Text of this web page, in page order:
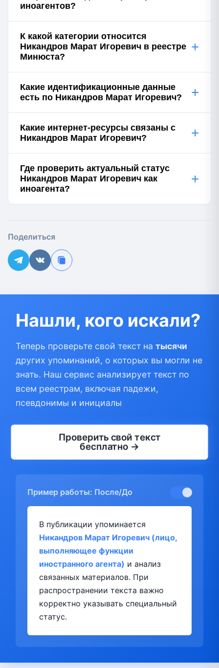
иноагентов?
К какой категории относится
Никандров Марат Игоревич в реестре
Минюста?
+
Какие идентификационные данные
есть по Никандров Марат Игоревич?
+
Какие интернет-ресурсы связаны с
Никандров Марат Игоревич?
+
Где проверить актуальный статус
Никандров Марат Игоревич как
иноагента?
+
Поделиться
Нашли, кого искали?
Теперь проверьте свой текст на тысячи
других упоминаний, о которых вы могли не
знать. Наш сервис анализирует текст по
всем реестрам, включая падежи,
псевдонимы и инициалы
Проверить свой текст
бесплатно →
Пример работы: После/До
В публикации упоминается
Никандров Марат Игоревич (лицо,
выполняющее функции
иностранного агента) и анализ
связанных материалов. При
распространении текста важно
корректно указывать специальный
статус.